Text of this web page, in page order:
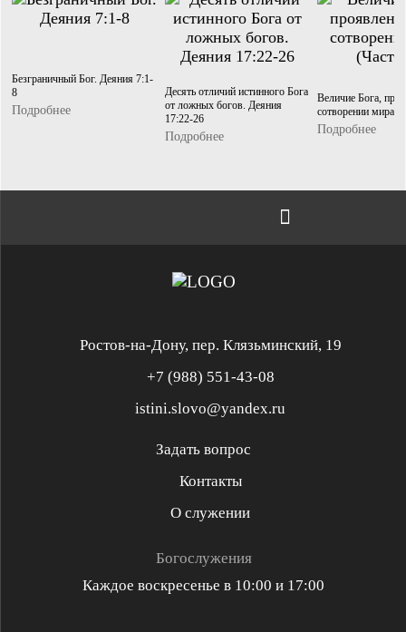
Безграничный Бог. Деяния 7:1-
8
Подробнее
Десять отличий истинного Бога
от ложных богов. Деяния
17:22-26
Подробнее
Величие Бога,
сотворении мира
Подробнее
Служение «Слово Истины»
Разъяснительная проповедь
Служение «Слово Истины»
Проповедь стих за стихом
Ростов-на-Дону, пер. Клязьминский, 19
+7 (988) 551-43-08
istini.slovo@yandex.ru
Задать вопрос
Контакты
О служении
Богослужения
Каждое воскресенье в 10:00 и 17:00